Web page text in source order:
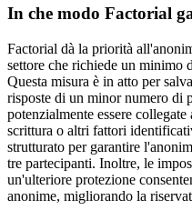
In che modo Factorial
Factorial dà la priorità all'
settore che richiede un minimo
Questa misura è in atto per
risposte di un minor numero di
potenzialmente essere collegate
scrittura o altri fattori
strutturato per garantire l'
tre partecipanti. Inoltre, le
un'ulteriore protezione
anonime, migliorando la